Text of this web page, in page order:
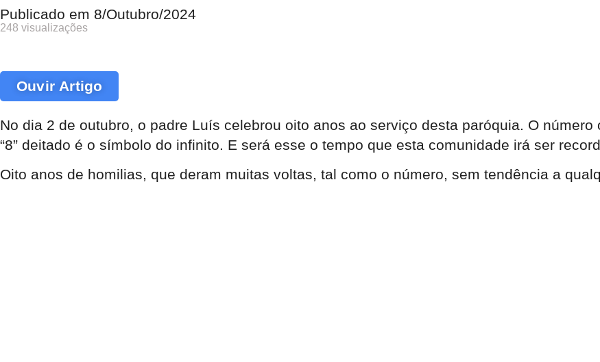
Publicado em 8/Outubro/2024
248 visualizações
Ouvir Artigo
No dia 2 de outubro, o padre Luís celebrou oito anos ao serviço desta paróquia. O
“8” deitado é o símbolo do infinito. E será esse o tempo que esta comunidade irá ser
Oito anos de homilias, que deram muitas voltas, tal como o número, sem tendência a